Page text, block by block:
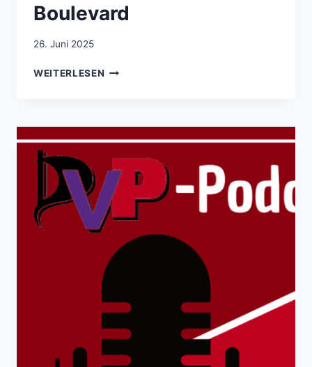
Boulevard
26. Juni 2025
WEITERLESEN ANTRAG
STADTRÄTEN:
KÖNIGSBRÜCKER
WIRD
BOULEVARD